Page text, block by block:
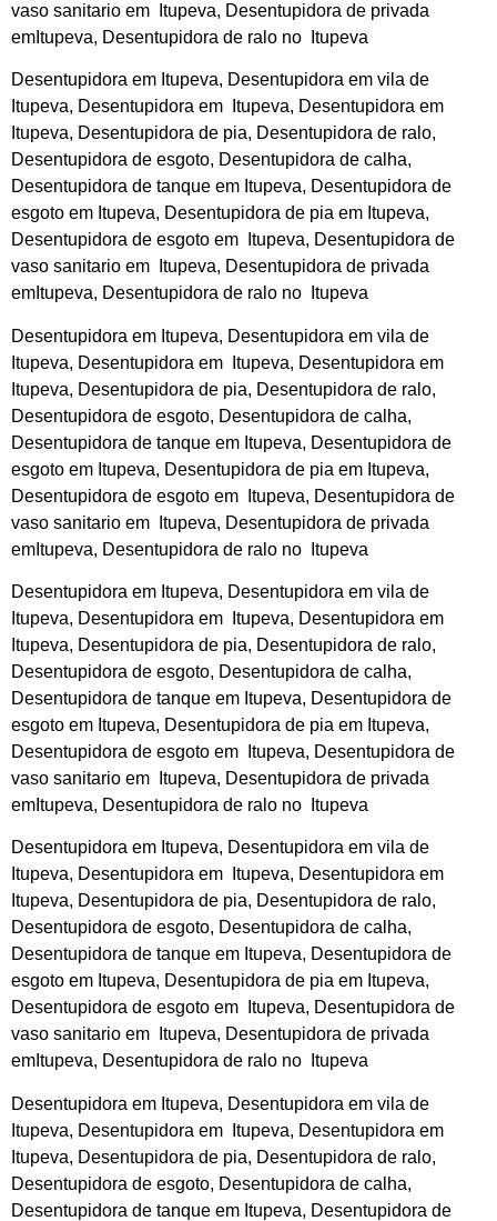
vaso sanitario em Itupeva, Desentupidora de privada
emItupeva, Desentupidora de ralo no Itupeva
Desentupidora em Itupeva, Desentupidora em vila de
Itupeva, Desentupidora em Itupeva, Desentupidora em
Itupeva, Desentupidora de pia, Desentupidora de ralo,
Desentupidora de esgoto, Desentupidora de calha,
Desentupidora de tanque em Itupeva, Desentupidora de
esgoto em Itupeva, Desentupidora de pia em Itupeva,
Desentupidora de esgoto em Itupeva, Desentupidora de
vaso sanitario em Itupeva, Desentupidora de privada
emItupeva, Desentupidora de ralo no Itupeva
Desentupidora em Itupeva, Desentupidora em vila de
Itupeva, Desentupidora em Itupeva, Desentupidora em
Itupeva, Desentupidora de pia, Desentupidora de ralo,
Desentupidora de esgoto, Desentupidora de calha,
Desentupidora de tanque em Itupeva, Desentupidora de
esgoto em Itupeva, Desentupidora de pia em Itupeva,
Desentupidora de esgoto em Itupeva, Desentupidora de
vaso sanitario em Itupeva, Desentupidora de privada
emItupeva, Desentupidora de ralo no Itupeva
Desentupidora em Itupeva, Desentupidora em vila de
Itupeva, Desentupidora em Itupeva, Desentupidora em
Itupeva, Desentupidora de pia, Desentupidora de ralo,
Desentupidora de esgoto, Desentupidora de calha,
Desentupidora de tanque em Itupeva, Desentupidora de
esgoto em Itupeva, Desentupidora de pia em Itupeva,
Desentupidora de esgoto em Itupeva, Desentupidora de
vaso sanitario em Itupeva, Desentupidora de privada
emItupeva, Desentupidora de ralo no Itupeva
Desentupidora em Itupeva, Desentupidora em vila de
Itupeva, Desentupidora em Itupeva, Desentupidora em
Itupeva, Desentupidora de pia, Desentupidora de ralo,
Desentupidora de esgoto, Desentupidora de calha,
Desentupidora de tanque em Itupeva, Desentupidora de
esgoto em Itupeva, Desentupidora de pia em Itupeva,
Desentupidora de esgoto em Itupeva, Desentupidora de
vaso sanitario em Itupeva, Desentupidora de privada
emItupeva, Desentupidora de ralo no Itupeva
Desentupidora em Itupeva, Desentupidora em vila de
Itupeva, Desentupidora em Itupeva, Desentupidora em
Itupeva, Desentupidora de pia, Desentupidora de ralo,
Desentupidora de esgoto, Desentupidora de calha,
Desentupidora de tanque em Itupeva, Desentupidora de